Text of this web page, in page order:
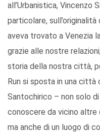
all’Urbanistica, Vincenzo
particolare, sull’originalità
aveva trovato a Venezia
grazie alle nostre
storia della nostra città,
Run si sposta in una
Santochirico – non solo
conoscere da vicino altre
ma anche di un luogo di